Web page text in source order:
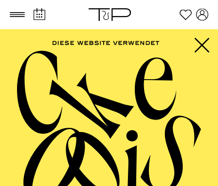
Zum Hauptinhalt springen Zum Footer springen
SCHAUSPIEL ESSEN